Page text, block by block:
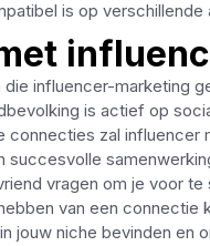
is op
influencer-marketing
is actief op
zal influencer
succesvolle
vragen om je voor
van een connectie
jouw niche bevinden